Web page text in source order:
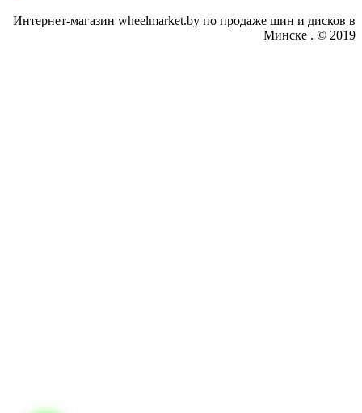
Интернет-магазин wheelmarket.by по продаже шин и дисков в
Минске . © 2019